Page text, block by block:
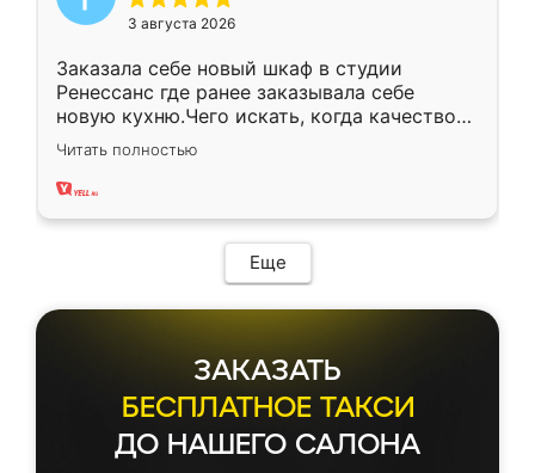
3 августа 2026
Заказала себе новый шкаф в студии
Ренессанс где ранее заказывала себе
новую кухню.Чего искать, когда качеством
вполне довольна. Служит кухня уже почти
два года, нареканий нет.
Читать полностью
Еще
ЗАКАЗАТЬ
БЕСПЛАТНОЕ ТАКСИ
ДО НАШЕГО САЛОНА